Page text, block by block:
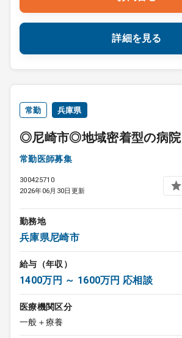
詳細を見る
常勤 兵庫県
◎尼崎市◎地域密着型の病院
常勤医師募集
300425710
2026年06月30日更新
勤務地
兵庫県尼崎市
給与（年収）
1400万円 ～ 1600万円 応相談
医療機関区分
一般＋療養